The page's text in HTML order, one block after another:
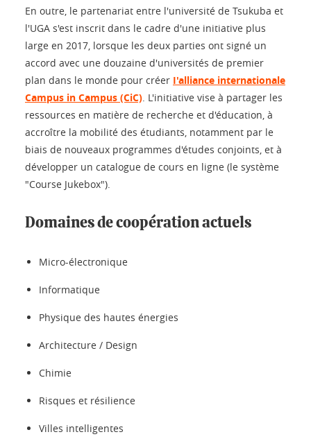
En outre, le partenariat entre l'université de Tsukuba et
l'UGA s'est inscrit dans le cadre d'une initiative plus
large en 2017, lorsque les deux parties ont signé un
accord avec une douzaine d'universités de premier
plan dans le monde pour créer I'alliance internationale
Campus in Campus (CiC) . L'initiative vise à partager les
ressources en matière de recherche et d'éducation, à
accroître la mobilité des étudiants, notamment par le
biais de nouveaux programmes d'études conjoints, et à
développer un catalogue de cours en ligne (le système
"Course Jukebox").
Domaines de coopération actuels
Micro-électronique
Informatique
Physique des hautes énergies
Architecture / Design
Chimie
Risques et résilience
Villes intelligentes